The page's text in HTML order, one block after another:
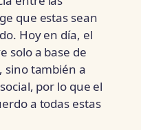
que estas sean
Hoy en día, el
solo a base de
sino también a
por lo que el
a todas estas